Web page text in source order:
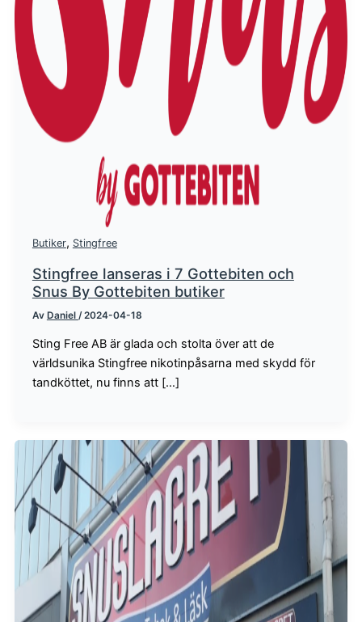
Butiker, Stingfree
Stingfree lanseras i 7 Gottebiten och
Snus By Gottebiten butiker
Av Daniel /2024-04-18
Sting Free AB är glada och stolta över att de
världsunika Stingfree nikotinpåsarna med skydd för
tandköttet, nu finns att […]